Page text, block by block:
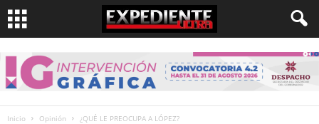
Inicio Opinión ¿QUÉ LE PREOCUPA A LÓPEZ?